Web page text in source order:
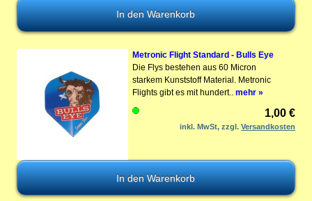
Metronic Flight Standard - Bulls Eye
Die Flys bestehen aus 60 Micron
starkem Kunststoff Material. Metronic
Flights gibt es mit hundert.. mehr »
1,00 €
inkl. MwSt, zzgl.Versandkosten